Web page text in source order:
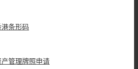
条形码
管理牌照申请